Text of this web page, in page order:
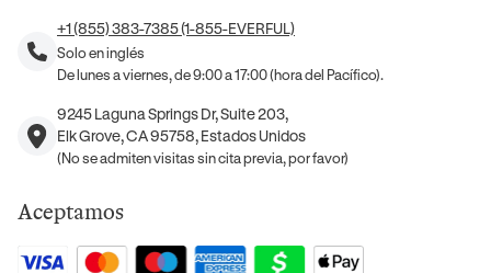
+1 (855) 383-7385 (1-855-EVERFUL)
Solo en inglés
De lunes a viernes, de 9:00 a 17:00 (hora del Pacífico).
9245 Laguna Springs Dr, Suite 203,
Elk Grove, CA 95758, Estados Unidos
(No se admiten visitas sin cita previa, por favor)
Aceptamos